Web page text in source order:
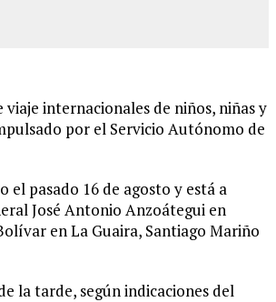
DE LOS TERREMOTOS EN LA GUAIRA
internacionales de niños, niñas y
por el Servicio Autónomo de
pasado 16 de agosto y está a
José Antonio Anzoátegui en
en La Guaira, Santiago Mariño
la tarde, según indicaciones del